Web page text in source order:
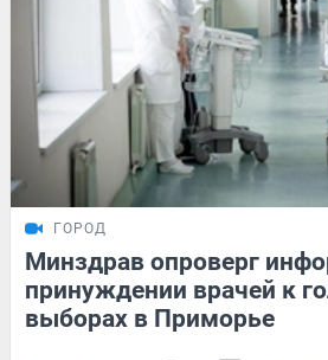
ГОРОД
Минздрав опроверг
принуждении врачей к
выборах в Приморье